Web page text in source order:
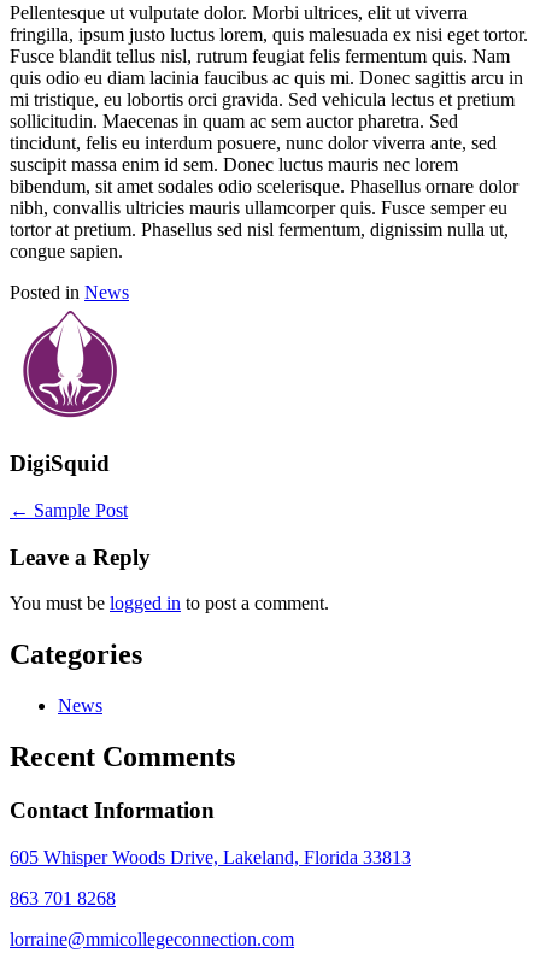
Pellentesque ut vulputate dolor. Morbi ultrices, elit ut viverra
fringilla, ipsum justo luctus lorem, quis malesuada ex nisi eget tortor.
Fusce blandit tellus nisl, rutrum feugiat felis fermentum quis. Nam
quis odio eu diam lacinia faucibus ac quis mi. Donec sagittis arcu in
mi tristique, eu lobortis orci gravida. Sed vehicula lectus et pretium
sollicitudin. Maecenas in quam ac sem auctor pharetra. Sed
tincidunt, felis eu interdum posuere, nunc dolor viverra ante, sed
suscipit massa enim id sem. Donec luctus mauris nec lorem
bibendum, sit amet sodales odio scelerisque. Phasellus ornare dolor
nibh, convallis ultricies mauris ullamcorper quis. Fusce semper eu
tortor at pretium. Phasellus sed nisl fermentum, dignissim nulla ut,
congue sapien.
Posted in News
DigiSquid
Posts
navigation
← Sample Post
Leave a Reply
You must be logged in to post a comment.
Categories
News
Recent Comments
Contact Information
605 Whisper Woods Drive, Lakeland, Florida 33813
863 701 8268
lorraine@mmicollegeconnection.com